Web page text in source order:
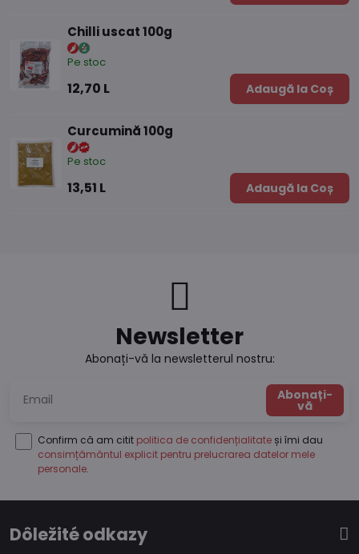
Chilli uscat 100g
Pe stoc
12,70 L Adaugă la Coș
Curcumină 100g
Pe stoc
13,51 L Adaugă la Coș
Newsletter
Abonați-vă la newsletterul nostru:
Abonați-
vă
Confirm că am citit politica de confidențialitate și îmi dau
consimțământul explicit pentru prelucrarea datelor mele
personale.
Dôležité odkazy